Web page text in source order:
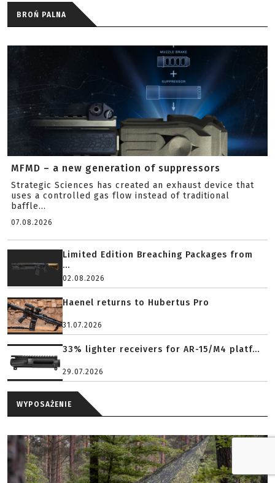
BROŃ PALNA
MFMD – a new generation of suppressors
Strategic Sciences has created an exhaust device that
uses a controlled gas flow instead of traditional
baffle...
07.08.2026
Limited Edition Breaching Packages from
...
02.08.2026
Haenel returns to Hubertus Pro
31.07.2026
33% lighter receivers for AR-15/M4 platf...
29.07.2026
WYPOSAŻENIE